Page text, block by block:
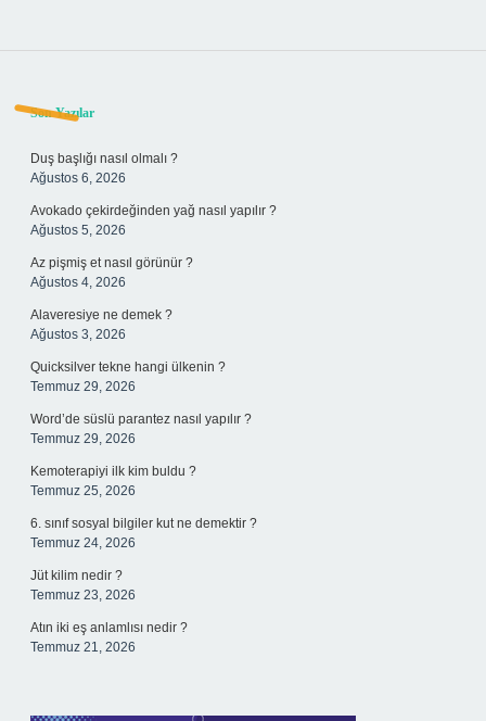
Sidebar
Son Yazılar
Duş başlığı nasıl olmalı ?
Ağustos 6, 2026
Avokado çekirdeğinden yağ nasıl yapılır ?
Ağustos 5, 2026
Az pişmiş et nasıl görünür ?
Ağustos 4, 2026
Alaveresiye ne demek ?
Ağustos 3, 2026
Quicksilver tekne hangi ülkenin ?
Temmuz 29, 2026
Word’de süslü parantez nasıl yapılır ?
Temmuz 29, 2026
Kemoterapiyi ilk kim buldu ?
Temmuz 25, 2026
6. sınıf sosyal bilgiler kut ne demektir ?
Temmuz 24, 2026
Jüt kilim nedir ?
Temmuz 23, 2026
Atın iki eş anlamlısı nedir ?
Temmuz 21, 2026